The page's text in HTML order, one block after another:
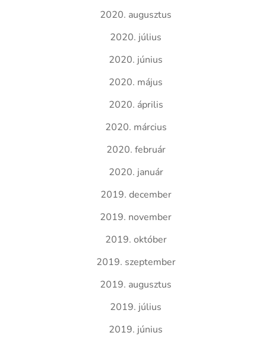
2020. augusztus
2020. július
2020. június
2020. május
2020. április
2020. március
2020. február
2020. január
2019. december
2019. november
2019. október
2019. szeptember
2019. augusztus
2019. július
2019. június